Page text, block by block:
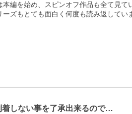
本編を始め、スピンオフ作品も全て見
ーズもとても面白く何度も読み返してい
着しない事を了承出来るので…